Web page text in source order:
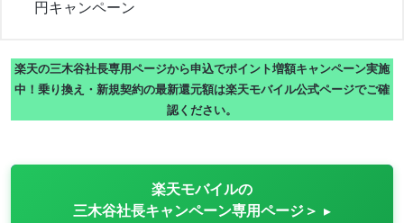
円キャンペーン
楽天の三木谷社長専用ページから申込でポイント増額キャンペーン実施
中！乗り換え・新規契約の最新還元額は楽天モバイル公式ページでご確
認ください。
楽天モバイルの
三木谷社長キャンペーン専用ページ＞